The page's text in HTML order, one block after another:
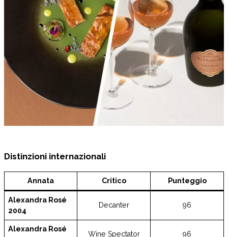
Distinzioni internazionali
Annata Critico Punteggio
Alexandra Rosé
2004
Decanter 96
Alexandra Rosé
Wine Spectator 96